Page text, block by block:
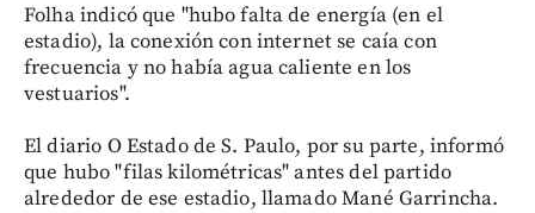
Folha indicó que "hubo falta de energía (en el
estadio), la conexión con internet se caía con
frecuencia y no había agua caliente en los
vestuarios".
El diario O Estado de S. Paulo, por su parte, informó
que hubo "filas kilométricas" antes del partido
alrededor de ese estadio, llamado Mané Garrincha.